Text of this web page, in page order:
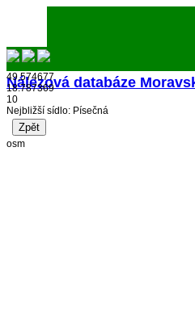
Nálezová databáze
Přihlásit
49.574677
18.787369
10
Nejbližší sídlo: Písečná
osm